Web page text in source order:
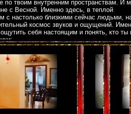
по твоим внутренним пространствам. И
с Весной. Именно здесь, в теплой
с настолько близкими сейчас людьми,
космос звуков и ощущений.
себя настоящим и понять, кто ты
– в 18:00. Сборы проходят на площадке
вскоре после чего шествие следует к
«Танцы с насекомыми» – к Art-